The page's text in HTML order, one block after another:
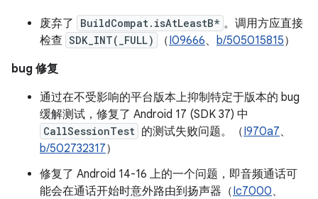
废弃了
BuildCompat.isAtLeastB* 。调用方应直接
检查 SDK_INT(_FULL) （I09666、 b/505015815）
bug 修复
通过在不受影响的平台版本上抑制特定于版本的 bug
缓解测试，修复了 Android 17 (SDK 37) 中
CallSessionTest 的测试失败问题。（I970a7、
b/502732317）
修复了 Android 14-16 上的一个问题，即音频通话可
能会在通话开始时意外路由到扬声器（Ic7000、